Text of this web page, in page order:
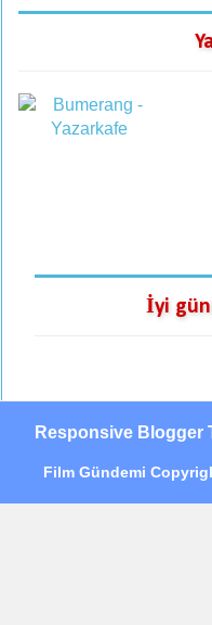
İyi
Responsive Blogger
Film Gündemi